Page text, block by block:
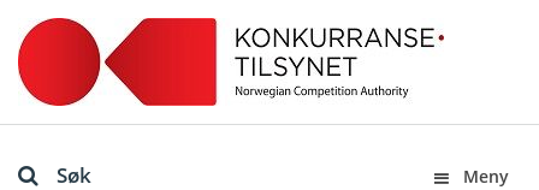
Søk Meny